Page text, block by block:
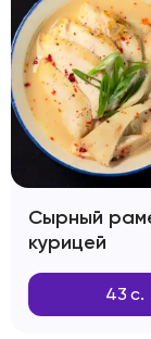
Сырный
курицей
43 с.